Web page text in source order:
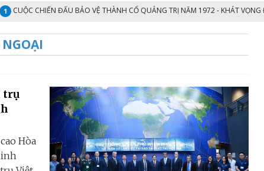
CUỘC CHIẾN ĐẤU BẢO VỆ THÀNH CỔ QUẢNG TRỊ NĂM 1972 - KHÁT VỌNG
trụ
Hòa